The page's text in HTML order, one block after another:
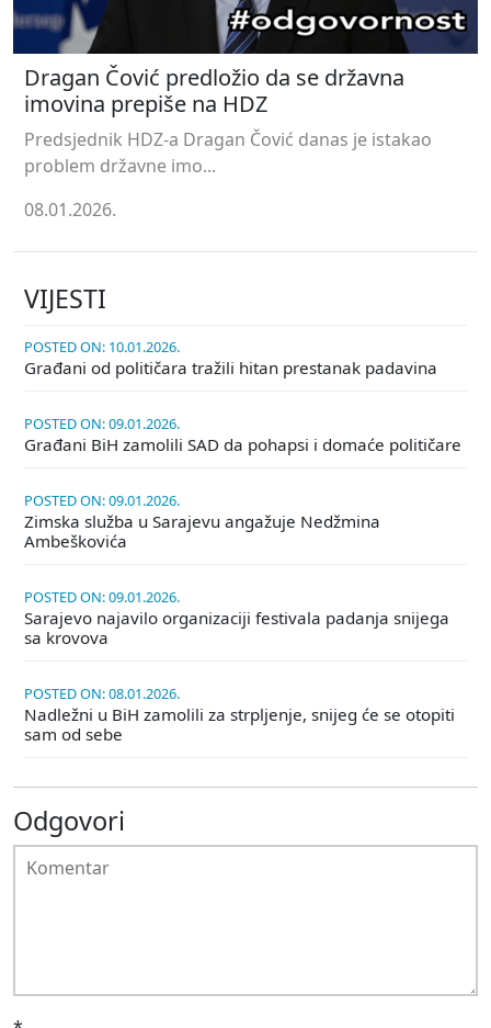
Dragan Čović predložio da se državna
imovina prepiše na HDZ
Predsjednik HDZ-a Dragan Čović danas je istakao
problem državne imo...
08.01.2026.
VIJESTI
POSTED ON: 10.01.2026.
Građani od političara tražili hitan prestanak padavina
POSTED ON: 09.01.2026.
Građani BiH zamolili SAD da pohapsi i domaće političare
POSTED ON: 09.01.2026.
Zimska služba u Sarajevu angažuje Nedžmina
Ambeškovića
POSTED ON: 09.01.2026.
Sarajevo najavilo organizaciji festivala padanja snijega
sa krovova
POSTED ON: 08.01.2026.
Nadležni u BiH zamolili za strpljenje, snijeg će se otopiti
sam od sebe
Odgovori